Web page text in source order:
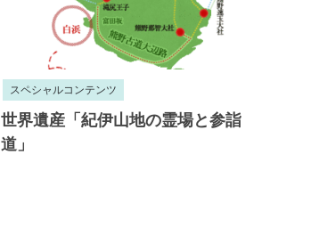
スペシャルコンテンツ
世界遺産「紀伊山地の霊場と参詣
道」